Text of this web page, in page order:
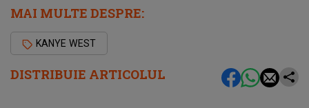
DISTRIBUIE ARTICOLUL
MAI MULTE DESPRE:
KANYE WEST